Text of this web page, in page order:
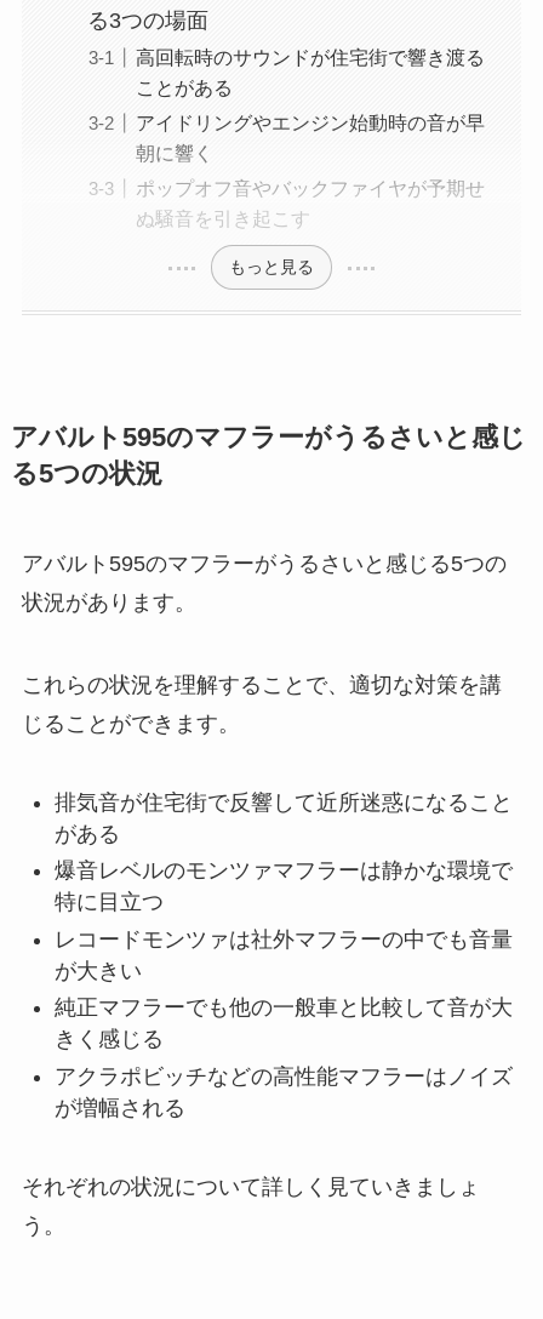
る3つの場面
高回転時のサウンドが住宅街で響き渡る
ことがある
アイドリングやエンジン始動時の音が早
朝に響く
ポップオフ音やバックファイヤが予期せ
ぬ騒音を引き起こす
もっと見る
アバルト595のマフラーがうるさいと感じ
る5つの状況
アバルト595のマフラーがうるさいと感じる5つの
状況があります。
これらの状況を理解することで、適切な対策を講
じることができます。
排気音が住宅街で反響して近所迷惑になること
がある
爆音レベルのモンツァマフラーは静かな環境で
特に目立つ
レコードモンツァは社外マフラーの中でも音量
が大きい
純正マフラーでも他の一般車と比較して音が大
きく感じる
アクラポビッチなどの高性能マフラーはノイズ
が増幅される
それぞれの状況について詳しく見ていきましょ
う。